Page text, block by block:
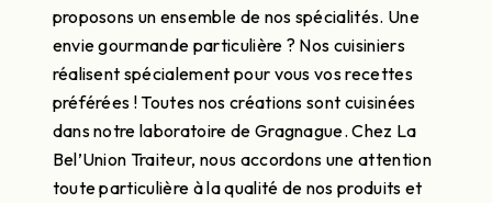
proposons un ensemble de nos spécialités. Une
envie gourmande particulière ? Nos cuisiniers
réalisent spécialement pour vous vos recettes
préférées ! Toutes nos créations sont cuisinées
dans notre laboratoire de Gragnague. Chez La
Bel’Union Traiteur, nous accordons une attention
toute particulière à la qualité de nos produits et